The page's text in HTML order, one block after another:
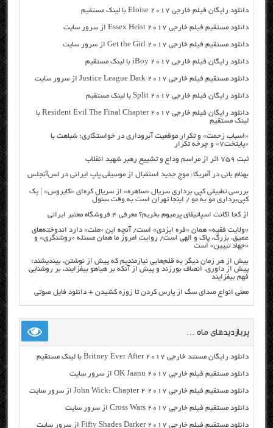
دانلود رایگان فیلم خارجی Eloise 2017 با لینک مستقیم
دانلود مستقیم فیلم خارجی Essex Heist 2017 از سرور سایت
دانلود مستقیم فیلم خارجی Get the Girl 2017 از سرور سایت
دانلود رایگان فیلم خارجی iBoy 2017 با لینک مستقیم
دانلود مستقیم فیلم خارجی Justice League Dark 2017 از سرور سایت
دانلود رایگان فیلم خارجی Split 2017 با لینک مستقیم
دانلود رایگان فیلم خارجی Resident Evil The Final Chapter 2017 با
لینک مستقیم
«اسباب زحمت» و تکرار موقعیت آبروداری در خواستگاری؛ شباهت با
«پایتخت۷» و چرخه تکرار
ثبت ۷۵۹ اثر از مراسم وداع و تشییع رهبر شهید انقلاب
بهنام بانی در آمریکا: موج جدید استقبال از موسیقی پاپ ایرانی در لس‌آنجلس
بررسی تطبیقی کپی برداری سریال «ساهره» از سریال کره‌ای «کایروس» | یک
کپی‌برداری مو به مو / اینجا تهران است به وقت سئول
از کجا اکانت اسپاتیفای پرمیوم بخریم؟ معرفی ۴ فروشگاه معتبر ایرانی
«ولایت فقیه» همان «فره ایزدی» است/ آنچه این «ملت» دارد اندوخته‌های
عمیق، بزرگ، پاک و الهی است/ روایت امروز ما همان مسئله «روشنگری» و
«جهاد تبیین» است
بیش از هر زمان دیگر به قلم‌هایی نیازمندیم که پیش از نوشتن، بیندیشند؛
پیش از داوری، انصاف بورزند و پیش از آنکه بر هیاهو بیفزایند، بر روشنایی
فهم بیفزایند
معنی انواع صدای سگ از پارس کردن تا زوزه کشیدن + دانلود فایل صوتی
پربازدیدهای ماه …
دانلود رایگان مسنتد خارجی Britney Ever After 2017 با لینک مستقیم
دانلود مستقیم فیلم خارجی OK Jaanu 2017 از سرور سایت
دانلود مستقیم فیلم خارجی John Wick: Chapter 2 2017 از سرور سایت
دانلود مستقیم فیلم خارجی Cross Wars 2017 از سرور سایت
دانلود مستقیم فیلم خارجی Fifty Shades Darker 2017 از سرور سایت